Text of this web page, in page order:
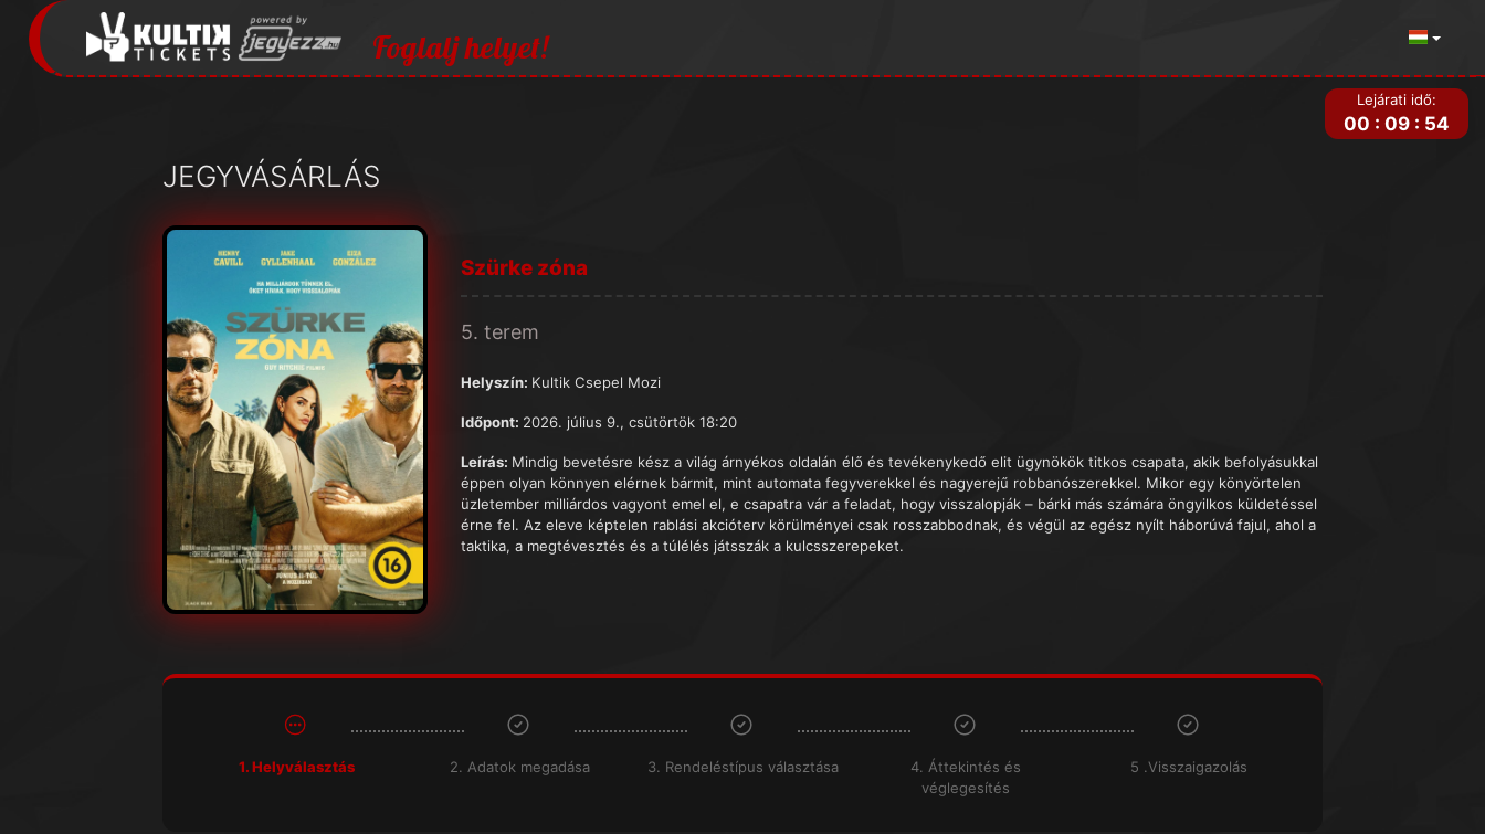
Foglalj helyet!
JEGYVÁSÁRLÁS
Lejárati idő:
00 : 09 : 54
Szürke zóna
5. terem
Helyszín: Kultik Csepel Mozi
Időpont: 2026. július 9., csütörtök 18:20
Leírás: Mindig bevetésre kész a világ árnyékos oldalán élő és tevékenykedő elit ügynökök titkos csapata, akik befolyásukkal
éppen olyan könnyen elérnek bármit, mint automata fegyverekkel és nagyerejű robbanószerekkel. Mikor egy könyörtelen
üzletember milliárdos vagyont emel el, e csapatra vár a feladat, hogy visszalopják – bárki más számára öngyilkos küldetéssel
érne fel. Az eleve képtelen rablási akcióterv körülményei csak rosszabbodnak, és végül az egész nyílt háborúvá fajul, ahol a
taktika, a megtévesztés és a túlélés játsszák a kulcsszerepeket.
1. Helyválasztás 2. Adatok megadása 3. Rendeléstípus választása
4. Áttekintés és
véglegesítés
5 .Visszaigazolás